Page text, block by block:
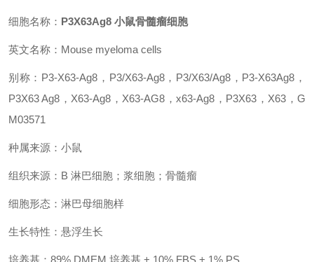
细胞名称： P3X63Ag8 小鼠骨髓瘤细胞
英文名称：Mouse myeloma cells
别称：P3-X63-Ag8，P3/X63-Ag8，P3/X63/Ag8，P3-X63Ag8，
P3X63 Ag8，X63-Ag8，X63-AG8，x63-Ag8，P3X63，X63，G
M03571
种属来源：小鼠
组织来源：B 淋巴细胞；浆细胞；骨髓瘤
细胞形态：淋巴母细胞样
生长特性：悬浮生长
培养基：89% DMEM 培养基 + 10% FBS + 1% PS